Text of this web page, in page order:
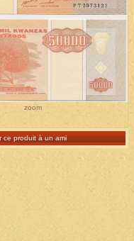
zoom
ce produit à un ami